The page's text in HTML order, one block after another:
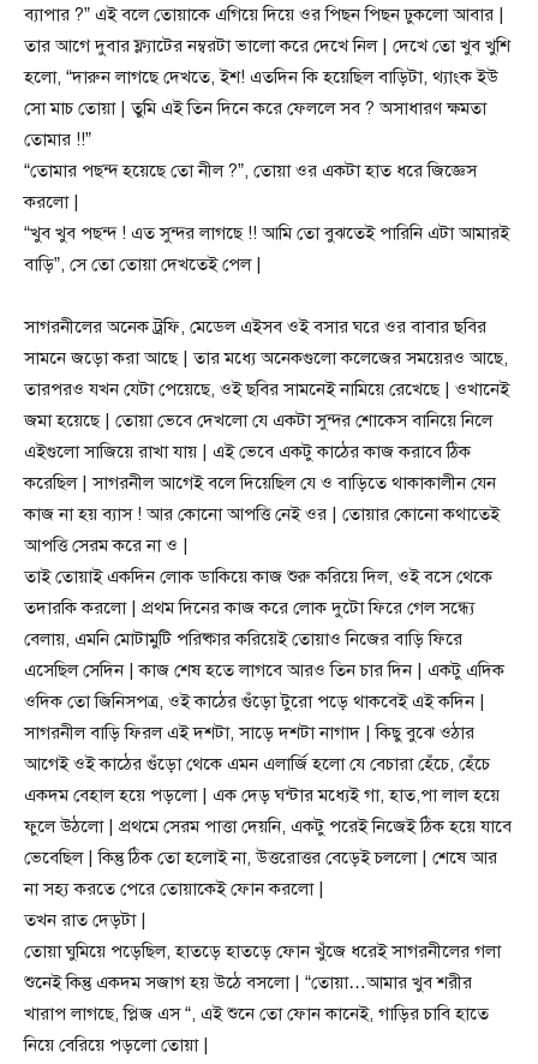
ব্যাপার ?” এই বলে তোয়াকে এগিয়ে দিয়ে ওর পিছন পিছন ঢুকলো আবার |
তার আগে দুবার ফ্ল্যাটের নম্বরটা ভালো করে দেখে নিল | দেখে তো খুব খুশি
হলো, “দারুন লাগছে দেখতে, ইশ! এতদিন কি হয়েছিল বাড়িটা, থ্যাংক ইউ
সো মাচ তোয়া | তুমি এই তিন দিনে করে ফেললে সব ? অসাধারণ ক্ষমতা
তোমার !!”
“তোমার পছন্দ হয়েছে তো নীল ?”, তোয়া ওর একটা হাত ধরে জিজ্ঞেস
করলো |
“খুব খুব পছন্দ ! এত সুন্দর লাগছে !! আমি তো বুঝতেই পারিনি এটা আমারই
বাড়ি”, সে তো তোয়া দেখতেই পেল |
সাগরনীলের অনেক ট্রফি, মেডেল এইসব ওই বসার ঘরে ওর বাবার ছবির
সামনে জড়ো করা আছে | তার মধ্যে অনেকগুলো কলেজের সময়েরও আছে,
তারপরও যখন যেটা পেয়েছে, ওই ছবির সামনেই নামিয়ে রেখেছে | ওখানেই
জমা হয়েছে | তোয়া ভেবে দেখলো যে একটা সুন্দর শোকেস বানিয়ে নিলে
এইগুলো সাজিয়ে রাখা যায় | এই ভেবে একটু কাঠের কাজ করাবে ঠিক
করেছিল | সাগরনীল আগেই বলে দিয়েছিল যে ও বাড়িতে থাকাকালীন যেন
কাজ না হয় ব্যাস ! আর কোনো আপত্তি নেই ওর | তোয়ার কোনো কথাতেই
আপত্তি সেরম করে না ও |
তাই তোয়াই একদিন লোক ডাকিয়ে কাজ শুরু করিয়ে দিল, ওই বসে থেকে
তদারকি করলো | প্রথম দিনের কাজ করে লোক দুটো ফিরে গেল সন্ধ্যে
বেলায়, এমনি মোটামুটি পরিষ্কার করিয়েই তোয়াও নিজের বাড়ি ফিরে
এসেছিল সেদিন | কাজ শেষ হতে লাগবে আরও তিন চার দিন | একটু এদিক
ওদিক তো জিনিসপত্র, ওই কাঠের গুঁড়ো টুরো পড়ে থাকবেই এই কদিন |
সাগরনীল বাড়ি ফিরল এই দশটা, সাড়ে দশটা নাগাদ | কিছু বুঝে ওঠার
আগেই ওই কাঠের গুঁড়ো থেকে এমন এলার্জি হলো যে বেচারা হেঁচে, হেঁচে
একদম বেহাল হয়ে পড়লো | এক দেড় ঘন্টার মধ্যেই গা, হাত,পা লাল হয়ে
ফুলে উঠলো | প্রথমে সেরম পাত্তা দেয়নি, একটু পরেই নিজেই ঠিক হয়ে যাবে
ভেবেছিল | কিন্তু ঠিক তো হলোই না, উত্তরোত্তর বেড়েই চললো | শেষে আর
না সহ্য করতে পেরে তোয়াকেই ফোন করলো |
তখন রাত দেড়টা |
তোয়া ঘুমিয়ে পড়েছিল, হাতড়ে হাতড়ে ফোন খুঁজে ধরেই সাগরনীলের গলা
শুনেই কিন্তু একদম সজাগ হয় উঠে বসলো | “তোয়া…আমার খুব শরীর
খারাপ লাগছে, প্লিজ এস “, এই শুনে তো ফোন কানেই, গাড়ির চাবি হাতে
নিয়ে বেরিয়ে পড়লো তোয়া |